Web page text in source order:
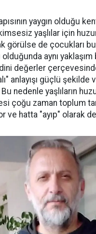
yaygın olduğu
yaşlılar için
görülse de çocukları
aynı
değerler
anlayışı güçlü şekilde
nedenle yaşlıların
çoğu zaman toplum
ve hatta "ayıp" olarak